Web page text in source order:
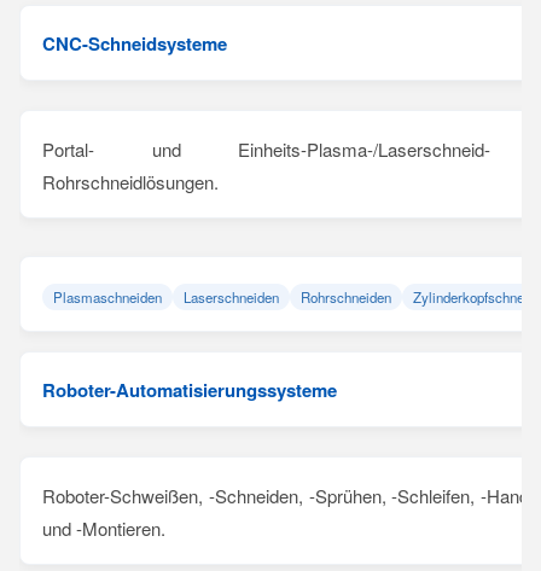
CNC-Schneidsysteme
Portal- und Einheits-Plasma-/Laserschneid-
Rohrschneidlösungen.
Plasmaschneiden Laserschneiden Rohrschneiden
Roboter-Automatisierungssysteme
Roboter-Schweißen, -Schneiden, -Sprühen, -Schleifen, -
und -Montieren.